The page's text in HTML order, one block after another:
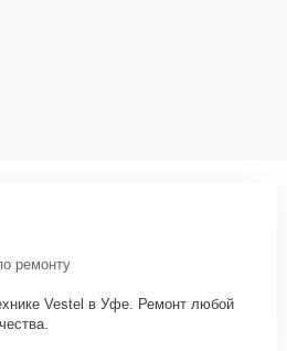
ремонту
Vestel в Уфе. Ремонт любой